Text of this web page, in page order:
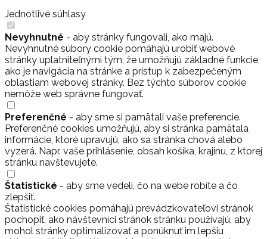
Jednotlivé súhlasy
Nevyhnutné - aby stránky fungovali, ako majú.
Nevyhnutné súbory cookie pomáhajú urobiť webové
stránky uplatniteľnými tým, že umožňujú základné funkcie,
ako je navigácia na stránke a prístup k zabezpečeným
oblastiam webovej stránky. Bez týchto súborov cookie
nemôže web správne fungovať.
Preferenčné - aby sme si pamätali vaše preferencie.
Preferenčné cookies umožňujú, aby si stránka pamätala
informácie, ktoré upravujú, ako sa stránka chová alebo
vyzerá. Napr. vaše prihlásenie, obsah košíka, krajinu, z ktorej
stránku navštevujete.
Štatistické - aby sme vedeli, čo na webe robíte a čo
zlepšiť.
Štatistické cookies pomáhajú prevádzkovateľovi stránok
pochopiť, ako návštevníci stránok stránku používajú, aby
mohol stránky optimalizovať a ponúknuť im lepšiu